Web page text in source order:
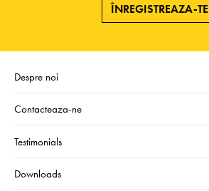
ÎNREGISTREAZA-TE
Despre noi
Contacteaza-ne
Testimonials
Downloads